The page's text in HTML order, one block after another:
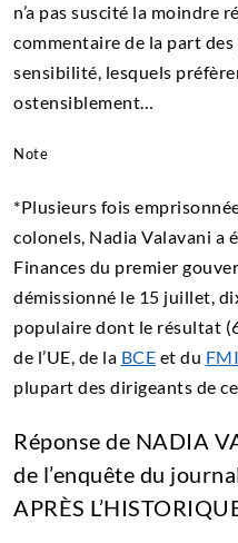
n’a pas suscité la moindre
commentaire de la part
sensibilité, lesquels
ostensiblement…
Note
*Plusieurs fois
colonels, Nadia Valavani a
Finances du premier
démissionné le 15 juillet,
populaire dont le résultat
de l’UE, de la BCE et du FMI
plupart des dirigeants de
Réponse de NADIA
de l’enquête du
APRÈS